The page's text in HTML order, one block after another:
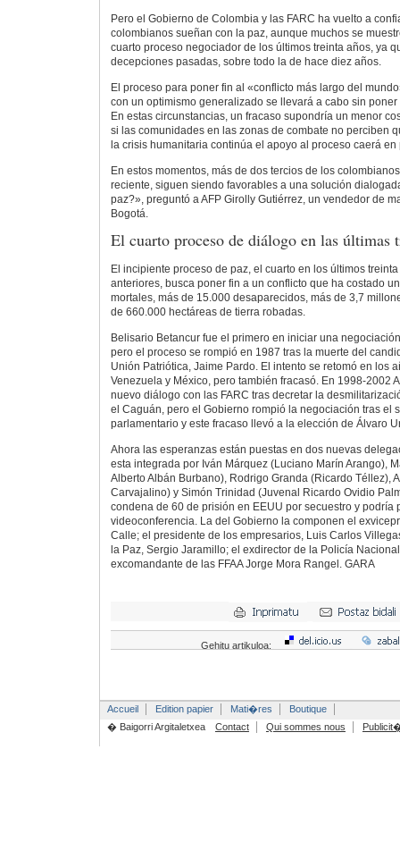
Pero el Gobierno de Colombia y las FARC ha vuelto a
colombianos sueñan con la paz, aunque muchos se
cuarto proceso negociador de los últimos treinta años, ya
decepciones pasadas, sobre todo la de hace diez años.
El proceso para poner fin al «conflicto más largo del
con un optimismo generalizado se llevará a cabo sin
En estas circunstancias, un fracaso supondría un menor
si las comunidades en las zonas de combate no perciben
la crisis humanitaria continúa el apoyo al proceso caerá en
En estos momentos, más de dos tercios de los
reciente, siguen siendo favorables a una solución
paz?», preguntó a AFP Girolly Gutiérrez, un vendedor de
Bogotá.
El cuarto proceso de diálogo en las últimas
El incipiente proceso de paz, el cuarto en los últimos
anteriores, busca poner fin a un conflicto que ha costado
mortales, más de 15.000 desaparecidos, más de 3,7
de 660.000 hectáreas de tierra robadas.
Belisario Betancur fue el primero en iniciar una
pero el proceso se rompió en 1987 tras la muerte del
Unión Patriótica, Jaime Pardo. El intento se retomó en los
Venezuela y México, pero también fracasó. En 1998-2002
nuevo diálogo con las FARC tras decretar la
el Caguán, pero el Gobierno rompió la negociación tras el
parlamentario y este fracaso llevó a la elección de Álvaro
Ahora las esperanzas están puestas en dos nuevas
esta integrada por Iván Márquez (Luciano Marín Arango),
Alberto Albán Burbano), Rodrigo Granda (Ricardo Téllez),
Carvajalino) y Simón Trinidad (Juvenal Ricardo Ovidio
condena de 60 de prisión en EEUU por secuestro y podría
videoconferencia. La del Gobierno la componen el
Calle; el presidente de los empresarios, Luis Carlos
la Paz, Sergio Jaramillo; el exdirector de la Policía
excomandante de las FFAA Jorge Mora Rangel. GARA
Gehitu artikuloa:
Accueil Edition papier Mati�res
Boutique
� Baigorri Argitaletxea
Contact Qui sommes nous